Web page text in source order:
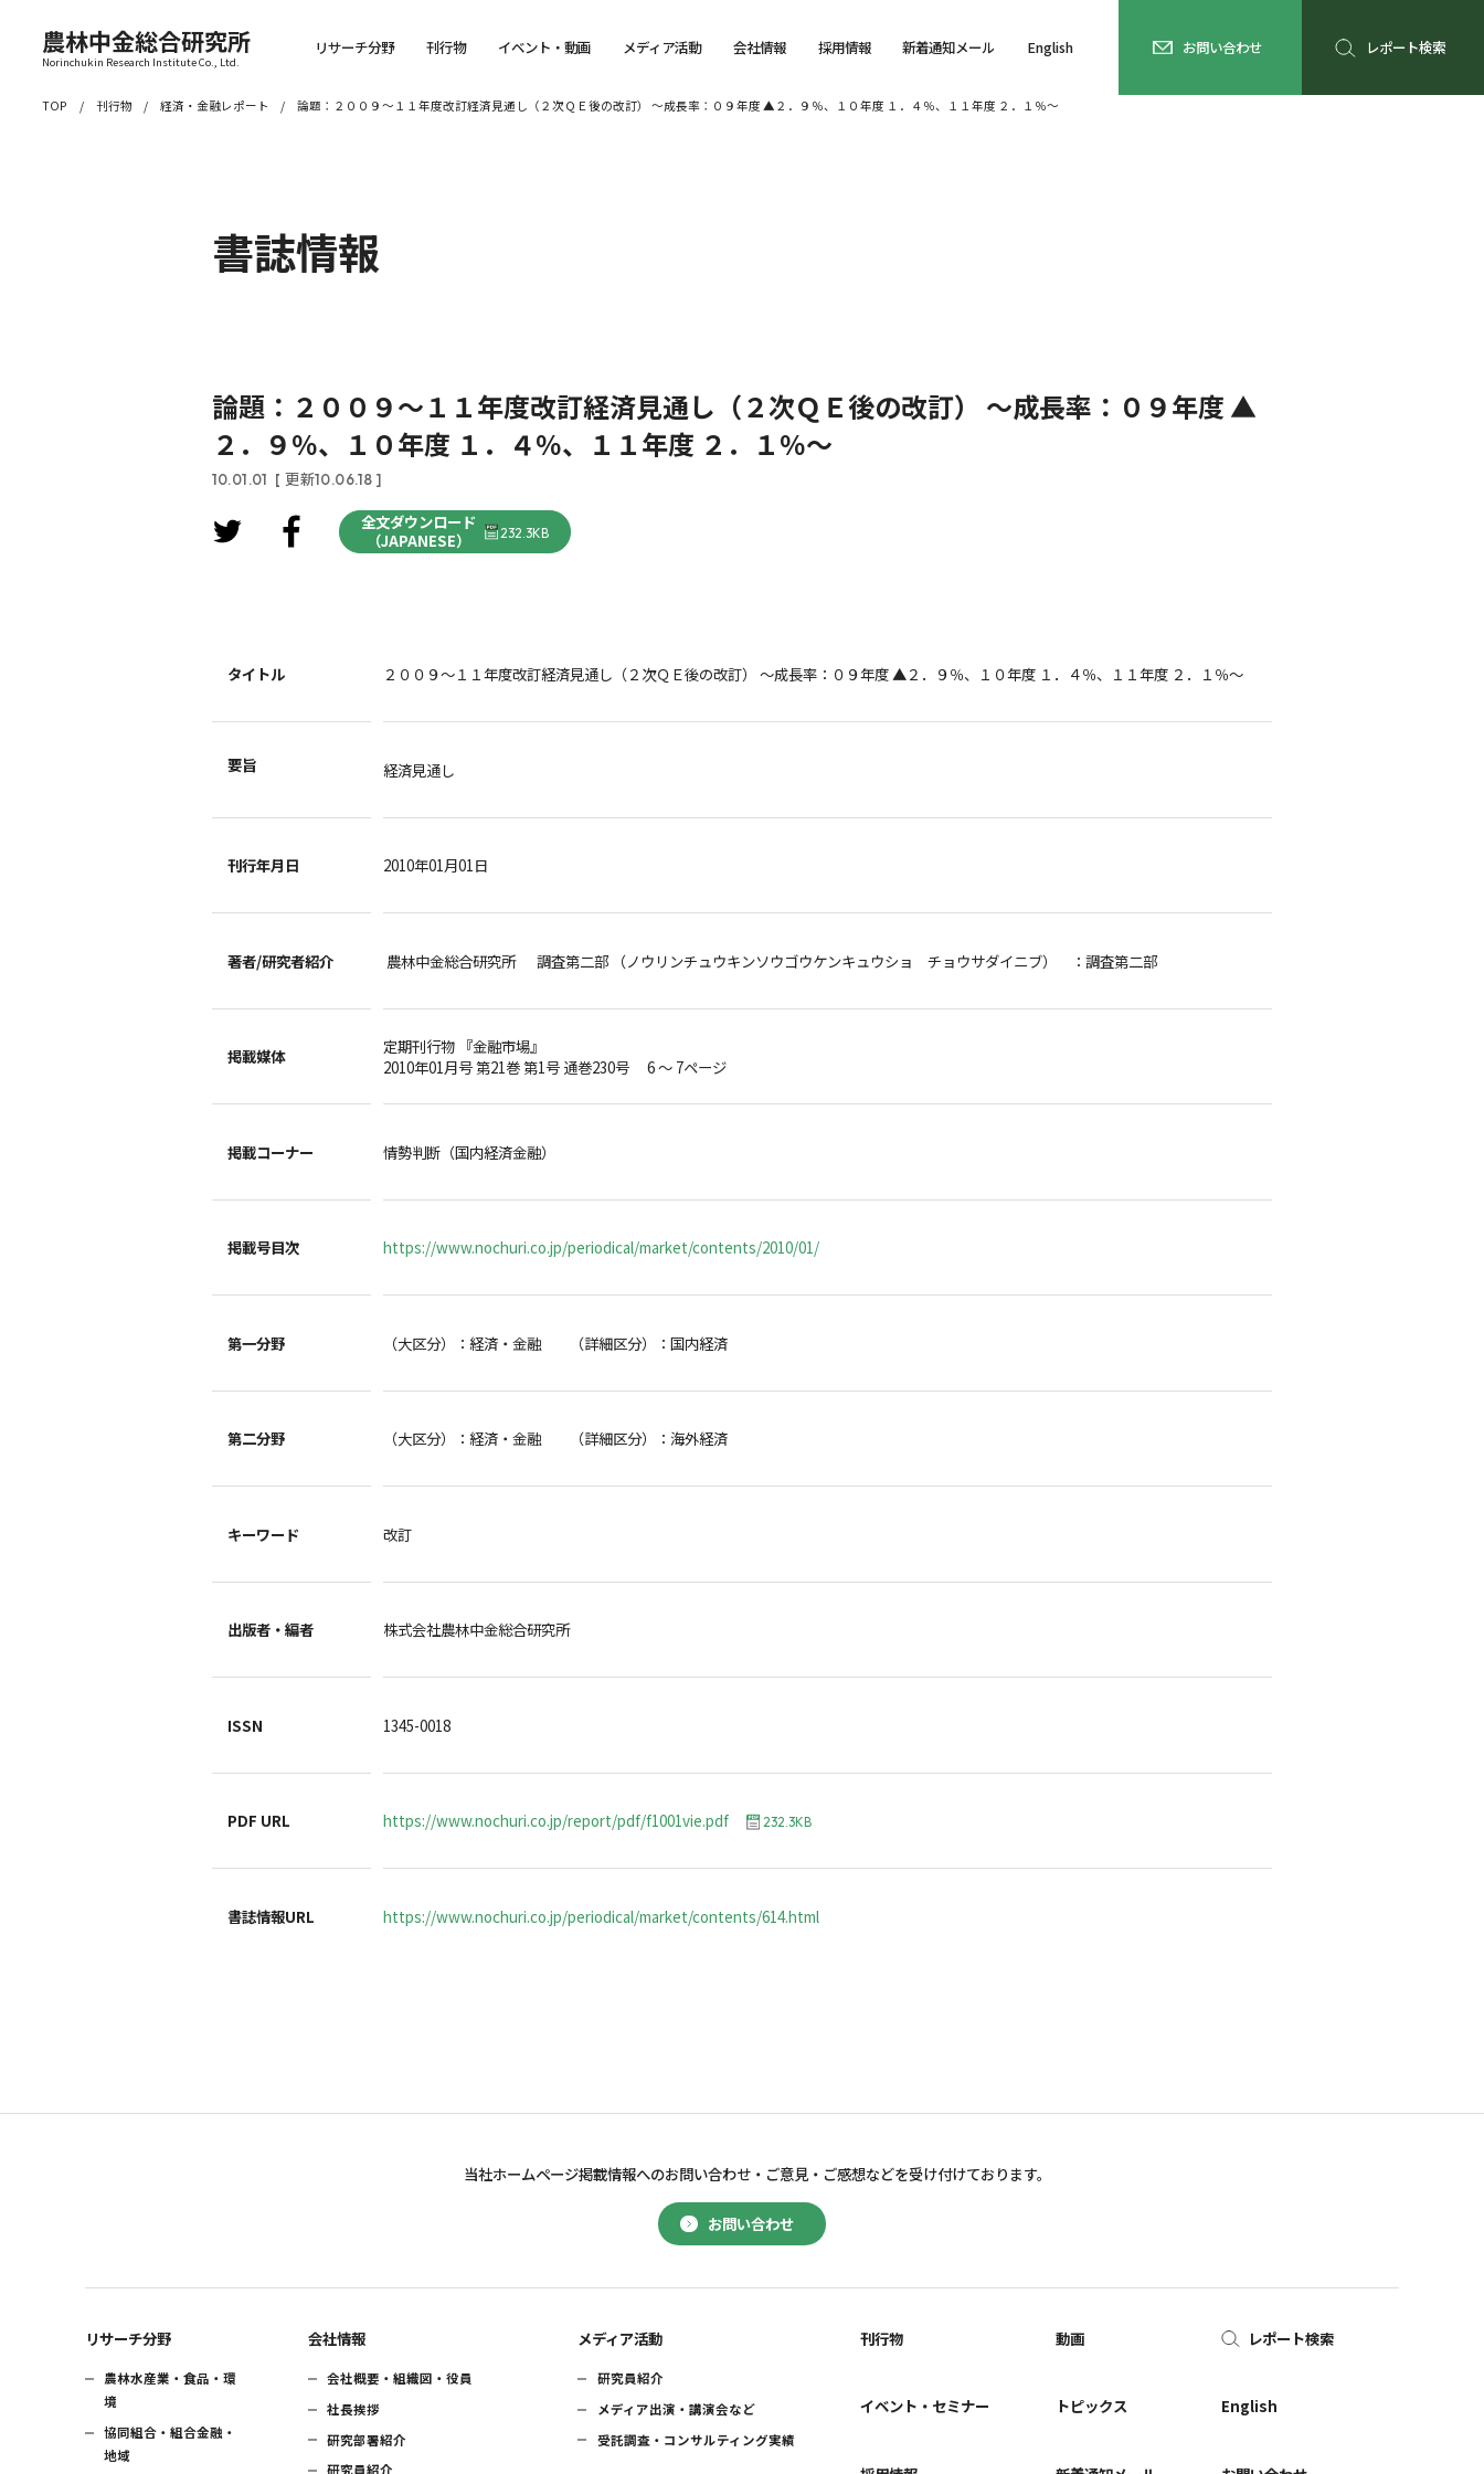
農林中金総合研究所
Norinchukin Research Institute Co., Ltd.
リサーチ分野 刊行物 イベント・動画 メディア活動 会社情報 採用情報 新着通知メール English お問い合わせ レポート検索
TOP 刊行物 経済・金融レポート 論題：２００９～１１年度改訂経済見通し（２次ＱＥ後の改訂） ～成長率：０９年度 ▲２．９％、１０年度 １．４％、１１年度 ２．１％～
書誌情報
論題：２００９～１１年度改訂経済見通し（２次ＱＥ後の改訂） ～成長率：０９年度 ▲
２．９％、１０年度 １．４％、１１年度 ２．１％～
10.01.01 [ 更新10.06.18 ]
全文ダウンロード
（JAPANESE）
232.3KB
タイトル ２００９～１１年度改訂経済見通し（２次ＱＥ後の改訂） ～成長率：０９年度 ▲２．９％、１０年度 １．４％、１１年度 ２．１％～
要旨 経済見通し
刊行年月日 2010年01月01日
著者/研究者紹介 農林中金総合研究所 調査第二部 （ノウリンチュウキンソウゴウケンキュウショ チョウサダイニブ） ：調査第二部
掲載媒体
定期刊行物 『金融市場』
2010年01月号 第21巻 第1号 通巻230号 6 ～ 7ページ
掲載コーナー 情勢判断（国内経済金融）
掲載号目次 https://www.nochuri.co.jp/periodical/market/contents/2010/01/
第一分野 （大区分）：経済・金融 （詳細区分）：国内経済
第二分野 （大区分）：経済・金融 （詳細区分）：海外経済
キーワード 改訂
出版者・編者 株式会社農林中金総合研究所
ISSN 1345-0018
PDF URL https://www.nochuri.co.jp/report/pdf/f1001vie.pdf 232.3KB
書誌情報URL https://www.nochuri.co.jp/periodical/market/contents/614.html
お問い合わせ
当社ホームページ掲載情報へのお問い合わせ・ ご意見・ご感想などを受け付けております。
リサーチ分野
農林水産業・食品・環
境
協同組合・組合金融・
地域
会社情報
会社概要・組織図・役員
社長挨拶
研究部署紹介
研究員紹介
メディア活動
研究員紹介
メディア出演・講演会など
受託調査・コンサルティング実績
刊行物
イベント・セミナー
動画
トピックス
レポート検索
English